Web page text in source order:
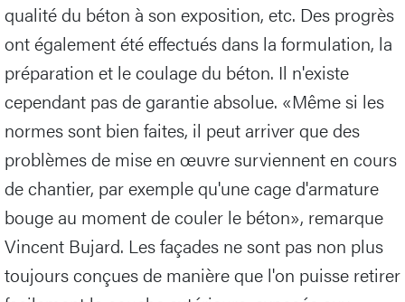
qualité du béton à son exposition, etc. Des progrès
ont également été effectués dans la formulation, la
préparation et le coulage du béton. Il n'existe
cependant pas de garantie absolue. «Même si les
normes sont bien faites, il peut arriver que des
problèmes de mise en œuvre surviennent en cours
de chantier, par exemple qu'une cage d'armature
bouge au moment de couler le béton», remarque
Vincent Bujard. Les façades ne sont pas non plus
toujours conçues de manière que l'on puisse retirer